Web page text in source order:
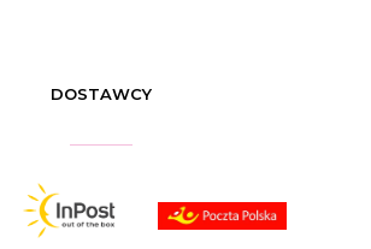
DOSTAWCY